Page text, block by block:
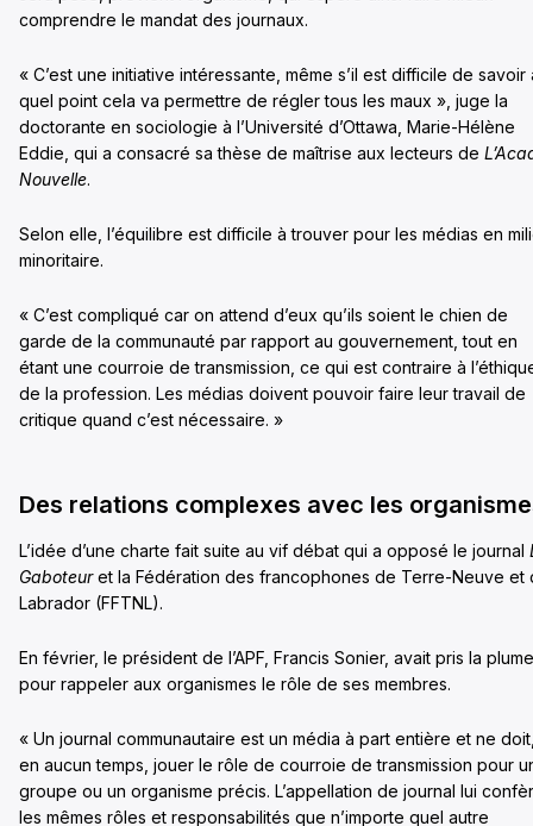
comprendre le mandat des journaux.
« C’est une initiative intéressante, même s’il est difficile de savoir
quel point cela va permettre de régler tous les maux », juge la
doctorante en sociologie à l’Université d’Ottawa, Marie-Hélène
Eddie, qui a consacré sa thèse de maîtrise aux lecteurs de
Nouvelle.
Selon elle, l’équilibre est difficile à trouver pour les médias en
minoritaire.
« C’est compliqué car on attend d’eux qu’ils soient le chien de
garde de la communauté par rapport au gouvernement, tout en
étant une courroie de transmission, ce qui est contraire à
de la profession. Les médias doivent pouvoir faire leur travail de
critique quand c’est nécessaire. »
Des relations complexes avec les
L’idée d’une charte fait suite au vif débat qui a opposé le journal
Gaboteuret la Fédération des francophones de Terre-Neuve et
Labrador (FFTNL).
En février, le président de l’APF, Francis Sonier, avait pris la plume
pour rappeler aux organismes le rôle de ses membres.
« Un journal communautaire est un média à part entière et ne
en aucun temps, jouer le rôle de courroie de transmission pour
groupe ou un organisme précis. L’appellation de journal lui
les mêmes rôles et responsabilités que n’importe quel autre